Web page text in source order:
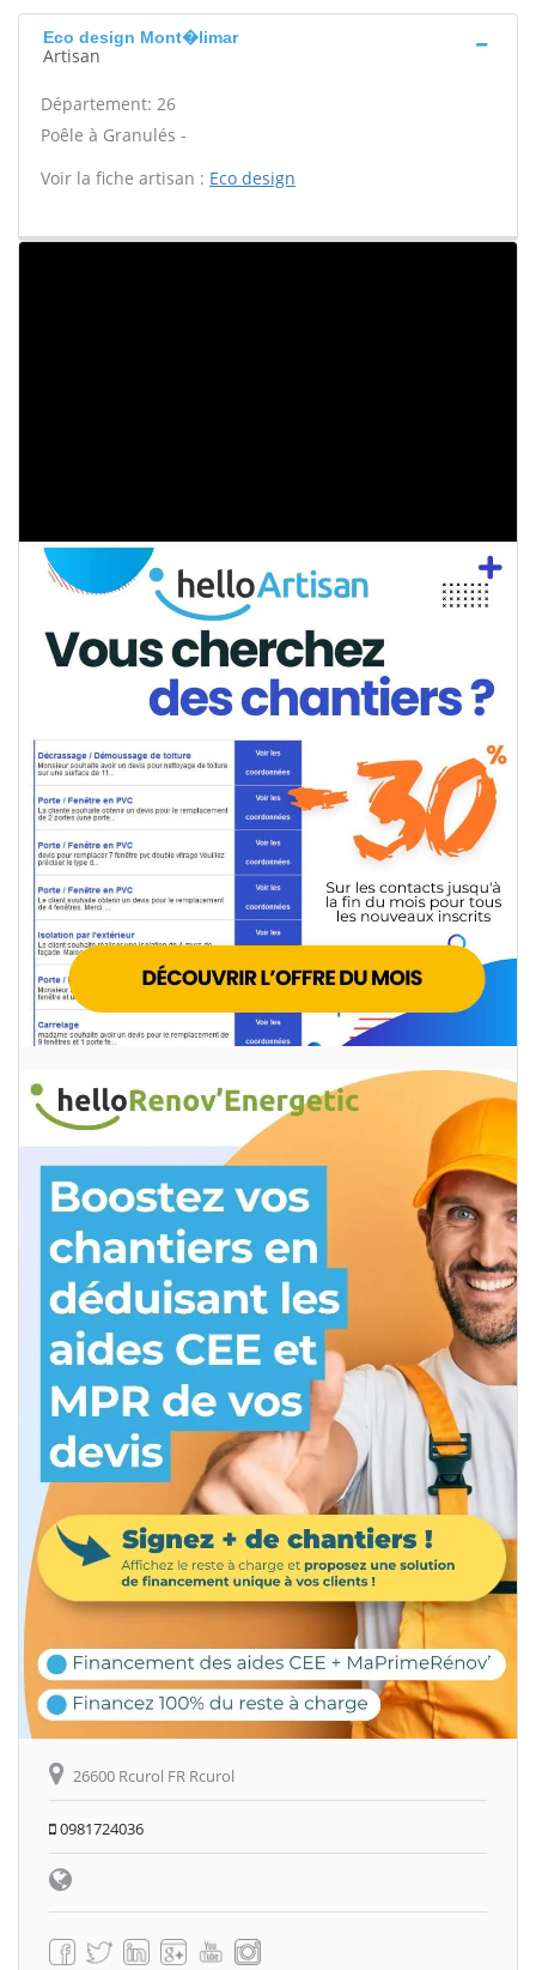
Eco design Mont�limar
Artisan
Département: 26
Poêle à Granulés -
Voir la fiche artisan : Eco design
26600 Rcurol FR Rcurol
0981724036